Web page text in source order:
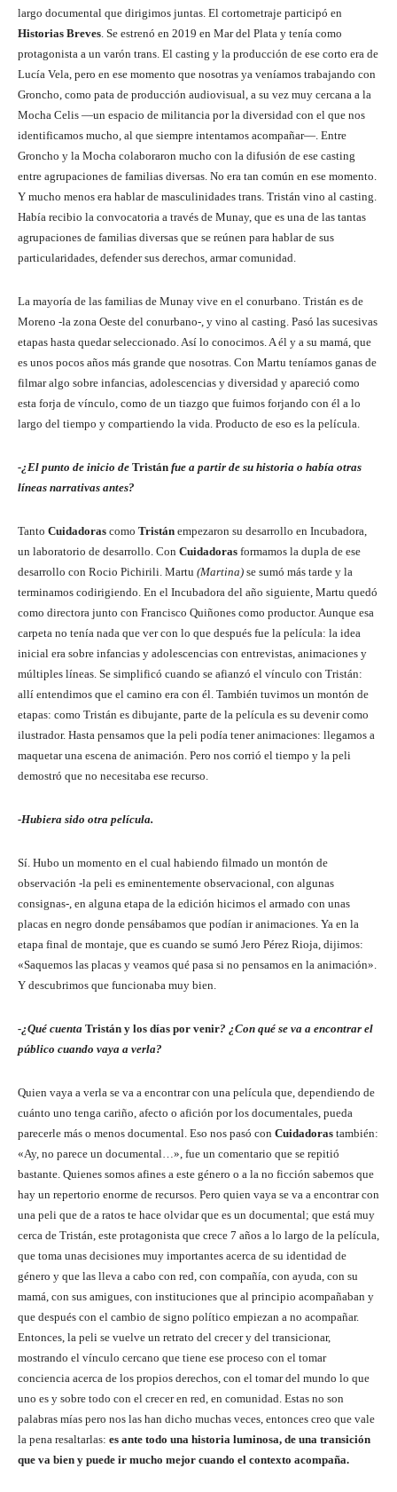
largo documental que dirigimos juntas. El cortometraje participó en
Historias Breves . Se estrenó en 2019 en Mar del Plata y tenía como
protagonista a un varón trans. El casting y la producción de ese corto era de
Lucía Vela, pero en ese momento que nosotras ya veníamos trabajando con
Groncho, como pata de producción audiovisual, a su vez muy cercana a la
Mocha Celis —un espacio de militancia por la diversidad con el que nos
identificamos mucho, al que siempre intentamos acompañar—. Entre
Groncho y la Mocha colaboraron mucho con la difusión de ese casting
entre agrupaciones de familias diversas. No era tan común en ese momento.
Y mucho menos era hablar de masculinidades trans. Tristán vino al casting.
Había recibio la convocatoria a través de Munay, que es una de las tantas
agrupaciones de familias diversas que se reúnen para hablar de sus
particularidades, defender sus derechos, armar comunidad.
La mayoría de las familias de Munay vive en el conurbano. Tristán es de
Moreno -la zona Oeste del conurbano-, y vino al casting. Pasó las sucesivas
etapas hasta quedar seleccionado. Así lo conocimos. A él y a su mamá, que
es unos pocos años más grande que nosotras. Con Martu teníamos ganas de
filmar algo sobre infancias, adolescencias y diversidad y apareció como
esta forja de vínculo, como de un tiazgo que fuimos forjando con él a lo
largo del tiempo y compartiendo la vida. Producto de eso es la película.
-¿El punto de inicio de Tristán fue a partir de su historia o había otras
líneas narrativas antes?
Tanto Cuidadoras como Tristán empezaron su desarrollo en Incubadora,
un laboratorio de desarrollo. Con Cuidadoras formamos la dupla de ese
desarrollo con Rocio Pichirili. Martu (Martina) se sumó más tarde y la
terminamos codirigiendo. En el Incubadora del año siguiente, Martu quedó
como directora junto con Francisco Quiñones como productor. Aunque esa
carpeta no tenía nada que ver con lo que después fue la película: la idea
inicial era sobre infancias y adolescencias con entrevistas, animaciones y
múltiples líneas. Se simplificó cuando se afianzó el vínculo con Tristán:
allí entendimos que el camino era con él. También tuvimos un montón de
etapas: como Tristán es dibujante, parte de la película es su devenir como
ilustrador. Hasta pensamos que la peli podía tener animaciones: llegamos a
maquetar una escena de animación. Pero nos corrió el tiempo y la peli
demostró que no necesitaba ese recurso.
-Hubiera sido otra película.
Sí. Hubo un momento en el cual habiendo filmado un montón de
observación -la peli es eminentemente observacional, con algunas
consignas-, en alguna etapa de la edición hicimos el armado con unas
placas en negro donde pensábamos que podían ir animaciones. Ya en la
etapa final de montaje, que es cuando se sumó Jero Pérez Rioja, dijimos:
«Saquemos las placas y veamos qué pasa si no pensamos en la animación».
Y descubrimos que funcionaba muy bien.
-¿Qué cuenta Tristán y los días por venir? ¿Con qué se va a encontrar el
público cuando vaya a verla?
Quien vaya a verla se va a encontrar con una película que, dependiendo de
cuánto uno tenga cariño, afecto o afición por los documentales, pueda
parecerle más o menos documental. Eso nos pasó con Cuidadoras también:
«Ay, no parece un documental…», fue un comentario que se repitió
bastante. Quienes somos afines a este género o a la no ficción sabemos que
hay un repertorio enorme de recursos. Pero quien vaya se va a encontrar con
una peli que de a ratos te hace olvidar que es un documental; que está muy
cerca de Tristán, este protagonista que crece 7 años a lo largo de la película,
que toma unas decisiones muy importantes acerca de su identidad de
género y que las lleva a cabo con red, con compañía, con ayuda, con su
mamá, con sus amigues, con instituciones que al principio acompañaban y
que después con el cambio de signo político empiezan a no acompañar.
Entonces, la peli se vuelve un retrato del crecer y del transicionar,
mostrando el vínculo cercano que tiene ese proceso con el tomar
conciencia acerca de los propios derechos, con el tomar del mundo lo que
uno es y sobre todo con el crecer en red, en comunidad. Estas no son
palabras mías pero nos las han dicho muchas veces, entonces creo que vale
la pena resaltarlas: es ante todo una historia luminosa, de una transición
que va bien y puede ir mucho mejor cuando el contexto acompaña.